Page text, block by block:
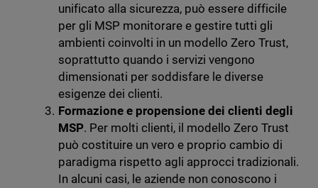
unificato alla sicurezza, può essere difficile
per gli MSP monitorare e gestire tutti gli
ambienti coinvolti in un modello Zero Trust,
soprattutto quando i servizi vengono
dimensionati per soddisfare le diverse
esigenze dei clienti.
Formazione e propensione dei clienti degli
MSP. Per molti clienti, il modello Zero Trust
può costituire un vero e proprio cambio di
paradigma rispetto agli approcci tradizionali.
In alcuni casi, le aziende non conoscono i